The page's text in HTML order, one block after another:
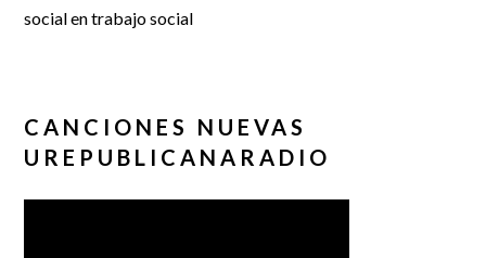
social en trabajo social
CANCIONES NUEVAS
UREPUBLICANARADIO